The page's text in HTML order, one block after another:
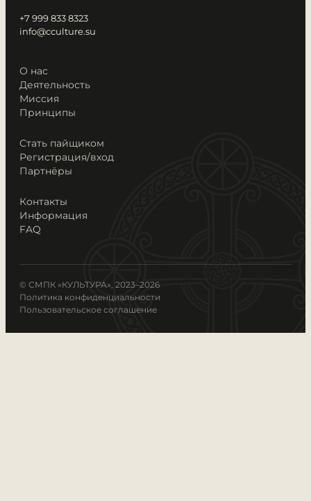
+7 999 833 8323
info@cculture.su
О нас
Деятельность
Миссия
Принципы
Стать пайщиком
Регистрация/вход
Партнёры
Контакты
Информация
FAQ
© СМПК «КУЛЬТУРА», 2023–2026
Политика конфиденциальности
Пользовательское соглашение